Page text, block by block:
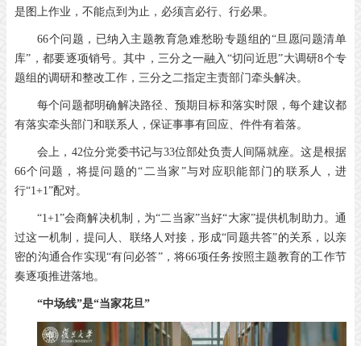
是图上作业，不能点到为止，必须言必行、行必果。
66个问题，已纳入主题教育急难愁盼专题组的“旦愿问题清单
库”，都要逐项销号。其中，三分之一融入“切问近思”大调研8个专
题组的调研和整改工作，三分之二指定主责部门牵头解决。
每个问题都明确解决路径、预期目标和落实时限，每个建议都
有落实牵头部门和联系人，保证事事有回应、件件有着落。
会上，42位分党委书记与33位部处负责人间隔就座。这是根据
66个问题，将提问题的“二当家”与对应职能部门的联系人，进
行“1+1”配对。
“1+1”会商解决机制，为“二当家”当好“大家”提供机制助力。通
过这一机制，提问人、联络人对接，形成“同题共答”的关系，以亲
密的沟通合作实现“有问必答”，将66项任务按照主题教育的工作节
奏逐项推进落地。
“中场线”是“当家花旦”